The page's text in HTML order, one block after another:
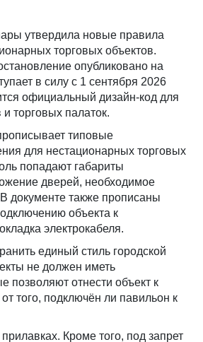
утвердила новые правила
торговых объектов.
опубликовано на
в силу с 1 сентября 2026
официальный дизайн‑код для
торговых палаток.
типовые
для нестационарных торговых
попадают габариты
дверей, необходимое
документе также прописаны
объекта к
электрокабеля.
единый стиль городской
не должен иметь
позволяют отнести объект к
того, подключён ли павильон к
Кроме того, под запрет